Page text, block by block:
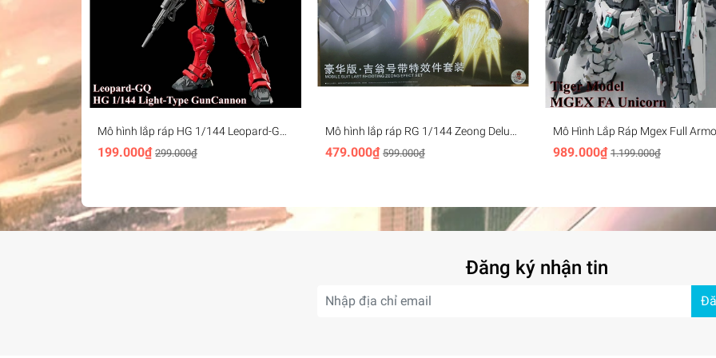
Mô hình lắp ráp HG 1/144 Leopard-GQ
Quax Light-type GunCannon
199.000₫ 299.000₫
Mô hình lắp ráp RG 1/144 Zeong Deluxe
với Effects - RG34 Gaogao model
479.000₫ 599.000₫
Mô Hình Lắp Ráp Mgex Full
Unicorn FA 9903 Tiger Model
989.000₫ 1.199.000₫
Đăng ký nhận tin